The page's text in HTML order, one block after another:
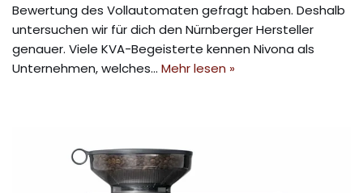
Bewertung des Vollautomaten gefragt haben. Deshalb
untersuchen wir für dich den Nürnberger Hersteller
genauer. Viele KVA-Begeisterte kennen Nivona als
Unternehmen, welches… Mehr lesen »